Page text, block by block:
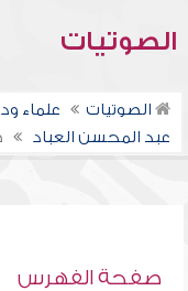
الصوتيات
الصوتيات علماء
عبد المحسن العباد
صفحة الفهرس